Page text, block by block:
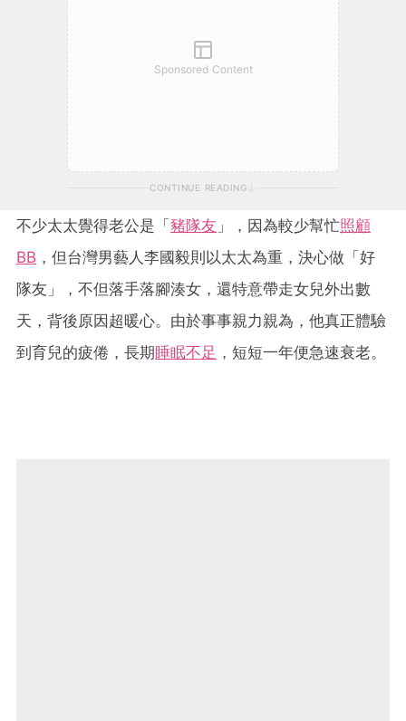
Sponsored Content
CONTINUE READING
不少太太覺得老公是「豬隊友 」，因為較少幫忙照顧
BB ，但台灣男藝人李國毅則以太太為重，決心做「好
隊友」，不但落手落腳湊女，還特意帶走女兒外出數
天，背後原因超暖心。由於事事親力親為，他真正體驗
到育兒的疲倦，長期睡眠不足 ，短短一年便急速衰老。